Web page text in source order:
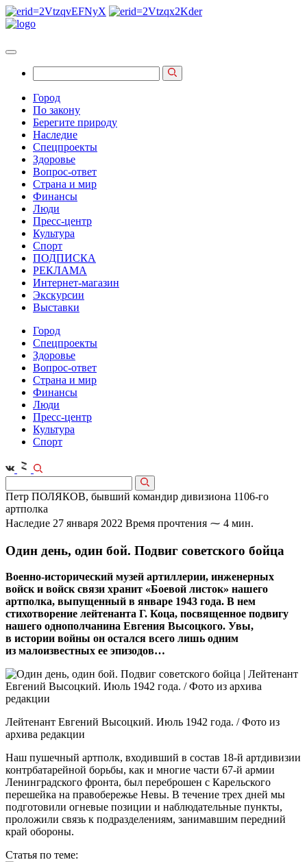
Город
По закону
Берегите природу
Наследие
Спецпроекты
Здоровье
Вопрос-ответ
Страна и мир
Финансы
Люди
Пресс-центр
Культура
Спорт
ПОДПИСКА
РЕКЛАМА
Интернет-магазин
Экскурсии
Выставки
Город
Спецпроекты
Здоровье
Вопрос-ответ
Страна и мир
Финансы
Люди
Пресс-центр
Культура
Спорт
Петр ПОЛЯКОВ, бывший командир дивизиона 1106‑го
артполка
Наследие 27 января 2022 Время прочтения ⁓ 4 мин.
Один день, один бой. Подвиг советского бойца
Военно-исторический музей артиллерии, инженерных
войск и войск связи хранит «Боевой листок» нашего
артполка, выпущенный в январе 1943 года. В нем
стихотворение лейтенанта Г. Коца, посвященное подвигу
нашего однополчанина Евгения Высоцкого. Увы,
в истории войны он остался всего лишь одним
из малоизвестных ее эпизодов…
Лейтенант Евгений Высоцкий. Июль 1942 года. / Фото из
архива редакции
Наш пушечный артполк, входивший в состав 18‑й артдивизии
­контрбатарейной борьбы, как и многие части 67‑й армии
Ленинградского фронта, был переброшен с Карельского
перешейка на правобережье Невы. В течение трех дней мы
подготовили огневые позиции и наблюдательные ­пункты,
проложили связь к подразделениям, занимавшим передний
край обороны.
Статья по теме: